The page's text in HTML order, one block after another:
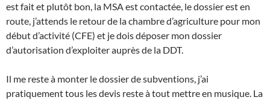
est fait et plutôt bon, la MSA est contactée, le dossier est en
route, j’attends le retour de la chambre d’agriculture pour mon
début d’activité (CFE) et je dois déposer mon dossier
d’autorisation d’exploiter auprès de la DDT.
Il me reste à monter le dossier de subventions, j’ai
pratiquement tous les devis reste à tout mettre en musique. La